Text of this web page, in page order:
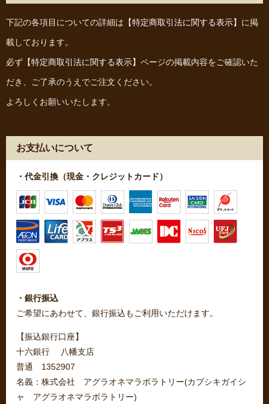
下記の各項目についての詳細は 【特定商取引法に関する表示】 に掲
載しております。
必ず 【特定商取引法に関する表示】 ページの掲載内容をご確認いた
だき、ご了承のうえでご注文ください。
よろしくお願いいたします。
お支払いについて
・代金引換（現金・クレジットカード）
・銀行振込
ご希望にあわせて、銀行振込もご利用いただけます。
【振込銀行口座】
十六銀行 八幡支店
普通 1352907
名義：株式会社 アグラオネマラボラトリー(カブシキガイシ
ャ アグラオネマラボラトリー)